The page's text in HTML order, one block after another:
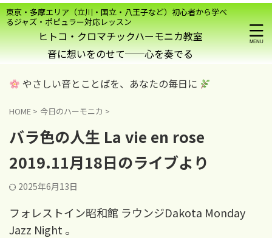
東京・多摩エリア（立川・国立・八王子など）初心者から学べ
るジャズ・ポピュラー対応レッスン
ヒトコ・クロマチックハーモニカ教室
やさしい音とことばを、あなたの毎日に
HOME > 今日のハーモニカ >
バラ色の人生 La vie en rose
2019.11月18日のライブより
2025年6月13日
フォレストイン昭和館 ラウンジDakota Monday
Jazz Night 。